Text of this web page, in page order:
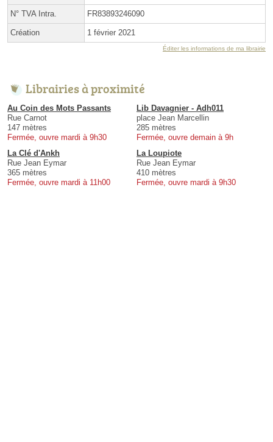
N° TVA Intra. FR83893246090
Création 1 février 2021
Éditer les informations de ma librairie
Librairies à proximité
Au Coin des Mots Passants
Rue Carnot
147 mètres
Fermée, ouvre mardi à 9h30
Lib Davagnier - Adh011
place Jean Marcellin
285 mètres
Fermée, ouvre demain à 9h
La Clé d'Ankh
Rue Jean Eymar
365 mètres
Fermée, ouvre mardi à 11h00
La Loupiote
Rue Jean Eymar
410 mètres
Fermée, ouvre mardi à 9h30